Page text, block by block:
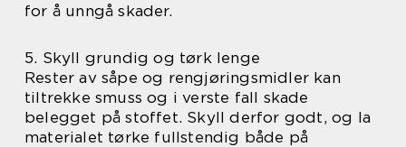
for å unngå skader.
5. Skyll grundig og tørk lenge
Rester av såpe og rengjøringsmidler kan
tiltrekke smuss og i verste fall skade
belegget på stoffet. Skyll derfor godt, og la
materialet tørke fullstendig både på